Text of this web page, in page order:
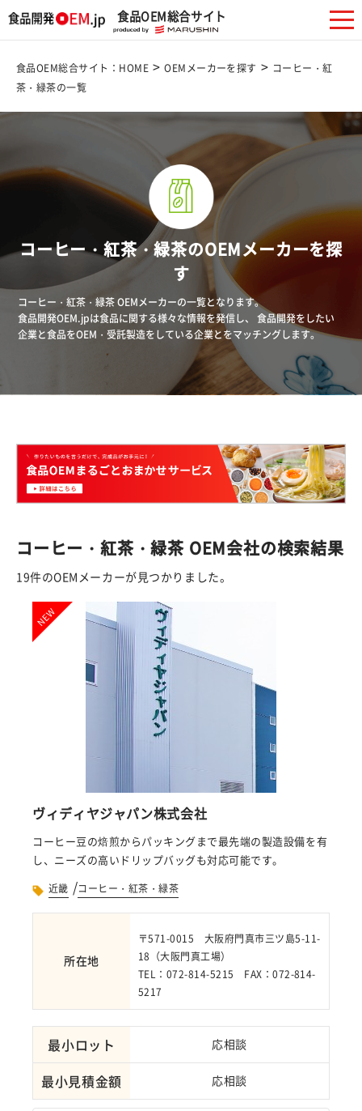
食品OEM総合サイト
食品OEM総合サイト：HOME >OEMメーカーを探す > コーヒー・紅
茶・緑茶の一覧
コーヒー・紅茶・緑茶のOEMメーカーを探
す
コーヒー・紅茶・緑茶 OEMメーカーの一覧となります。
食品開発OEM.jpは食品に関する様々な情報を発信し、 食品開発をしたい
企業と食品をOEM・受託製造をしている企業とをマッチングします。
コーヒー・紅茶・緑茶 OEM会社の検索結果
19件のOEMメーカーが見つかりました。
ヴィディヤジャパン株式会社
コーヒー豆の焙煎からパッキングまで最先端の製造設備を有
し、ニーズの高いドリップバッグも対応可能です。
近畿 /コーヒー・紅茶・緑茶
所在地
〒571-0015 大阪府門真市三ツ島5-11-
18（大阪門真工場）
TEL：072-814-5215 FAX：072-814-
5217
最小ロット 応相談
最小見積金額 応相談